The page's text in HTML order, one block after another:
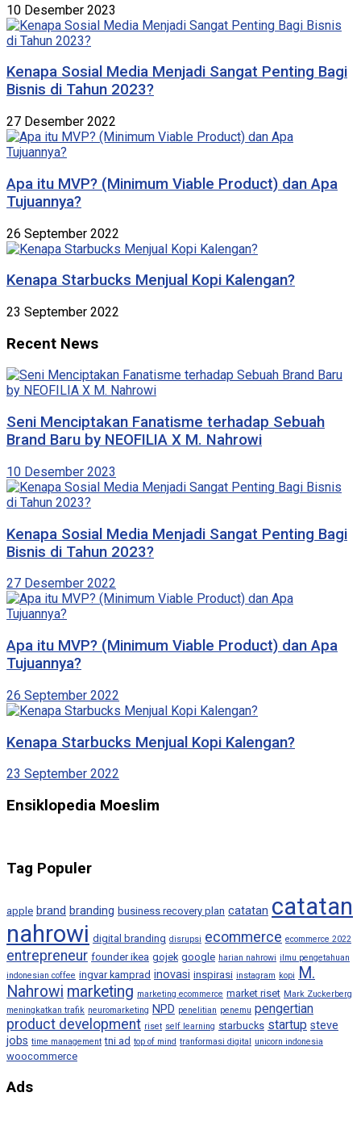
10 Desember 2023
Kenapa Sosial Media Menjadi Sangat Penting Bagi
Bisnis di Tahun 2023?
27 Desember 2022
Apa itu MVP? (Minimum Viable Product) dan Apa
Tujuannya?
26 September 2022
Kenapa Starbucks Menjual Kopi Kalengan?
23 September 2022
Recent News
Seni Menciptakan Fanatisme terhadap Sebuah
Brand Baru by NEOFILIA X M. Nahrowi
10 Desember 2023
Kenapa Sosial Media Menjadi Sangat Penting Bagi
Bisnis di Tahun 2023?
27 Desember 2022
Apa itu MVP? (Minimum Viable Product) dan Apa
Tujuannya?
26 September 2022
Kenapa Starbucks Menjual Kopi Kalengan?
23 September 2022
Ensiklopedia Moeslim
Tag Populer
apple brand branding business recovery plan catatan catatan
nahrowi digital branding disrupsi ecommerce ecommerce 2022
entrepreneur founder ikea gojek google harian nahrowi ilmu pengetahuan
indonesian coffee ingvar kamprad inovasi inspirasi instagram kopi
M.
Nahrowi marketing marketing ecommerce market riset Mark Zuckerberg
meningkatkan trafik neuromarketing NPD penelitian penemu pengertian
product development riset self learning starbucks startup steve
jobs time management tni ad top of mind tranformasi digital unicorn indonesia
woocommerce
Ads